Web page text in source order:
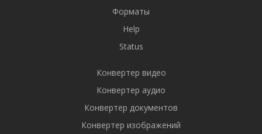
Форматы
Help
Status
Конвертер видео
Конвертер аудио
Конвертер документов
Конвертер изображений